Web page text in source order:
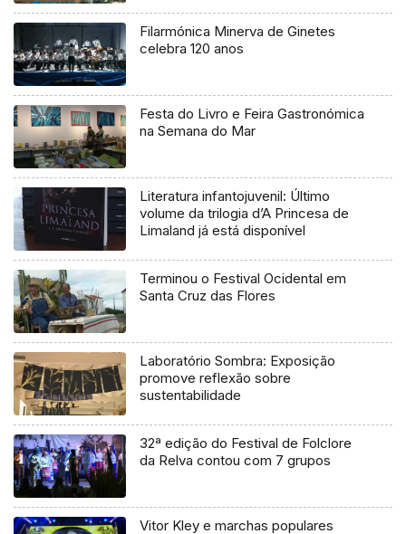
Filarmónica Minerva de Ginetes
celebra 120 anos
Festa do Livro e Feira Gastronómica
na Semana do Mar
Literatura infantojuvenil: Último
volume da trilogia d’A Princesa de
Limaland já está disponível
Terminou o Festival Ocidental em
Santa Cruz das Flores
Laboratório Sombra: Exposição
promove reflexão sobre
sustentabilidade
32ª edição do Festival de Folclore
da Relva contou com 7 grupos
Vitor Kley e marchas populares